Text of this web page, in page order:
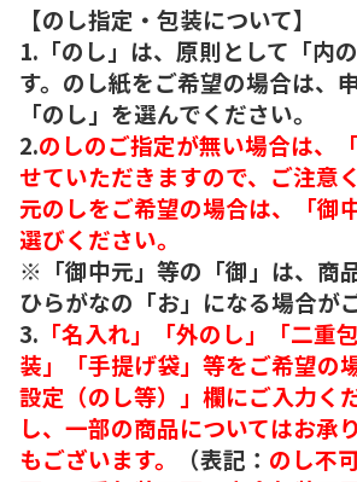
【のし指定・包装について】
1.「のし」は、原則として「内
す。のし紙をご希望の場合は、
「のし」を選んでください。
2.のしのご指定が無い場合は、
せていただきますので、ご注意
元のしをご希望の場合は、「御
選びください。
※「御中元」等の「御」は、商
ひらがなの「お」になる場合が
3. 「名入れ」「外のし」「二重
装」「手提げ袋」等をご希望の
設定（のし等）」欄にご入力く
し、一部の商品についてはお承
もございます。
（表記： のし不